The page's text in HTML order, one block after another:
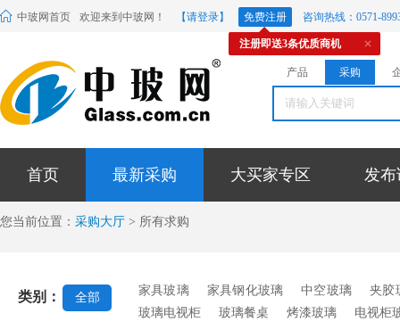
中玻网首页 欢迎来到中玻网！ 【请登录】 免费注册 咨询热线：0571-
注册即送3条优质商机
产品 采购
首页 最新采购 大买家专区 发布
您当前位置： 采购大厅 > 所有求购
类别： 全部
家具玻璃 家具钢化玻璃 中空玻璃
夹胶
玻璃电视柜
玻璃餐桌 烤漆玻璃 电视柜